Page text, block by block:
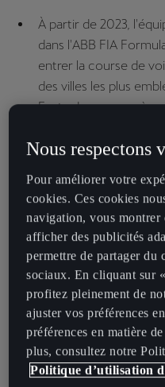
À partir de 2023,
dans l'ABB FIA
entrer la course de
des villes les plus
Forte de son succès
étape en prouvant
CUPRA s'associera à
d'ABT CUPRA
Frijns (Pays-Bas) et
engagés pour la
CUPRA a passé les quatre
automobile et à tout donner
développé l'e-Racer - la
électrique au monde - et
compétitions telles que les
Le sport automobile est au
Nous respectons
Pour améliorer votre
cookies. Ces cookies
navigation, vous montrer
afficher des publicités
permettre de partager du
sociaux. En cliquant sur
profitez pleinement de
ajuster vos préférences
préférences en matière
plus, consultez notre
Politique d’utilisation